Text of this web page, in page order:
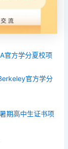
官方学分夏校项
官方学分
期高中生证书项